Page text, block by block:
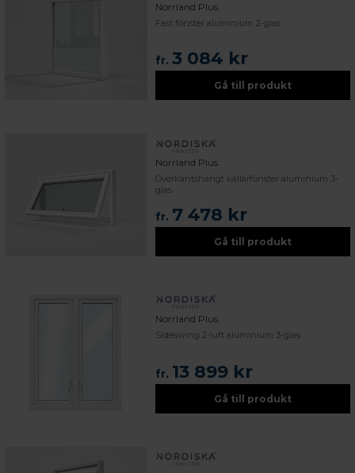
Norrland Plus
Fast fönster aluminium 2-glas
fr. 3 084 kr
Gå till produkt
Norrland Plus
Överkantshängt källarfönster aluminium 3-
glas
fr. 7 478 kr
Gå till produkt
Norrland Plus
Sideswing 2-luft aluminium 3-glas
fr. 13 899 kr
Gå till produkt